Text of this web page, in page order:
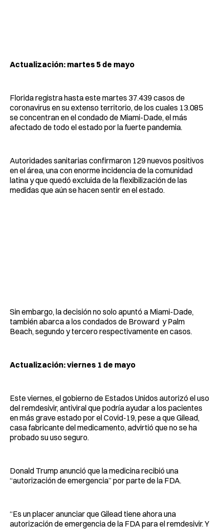
Actualización: martes 5 de mayo
Florida registra hasta este martes 37.439 casos de
coronavirus en su extenso territorio, de los cuales 13.085
se concentran en el condado de Miami-Dade, el más
afectado de todo el estado por la fuerte pandemia.
Autoridades sanitarias confirmaron 129 nuevos positivos
en el área, una con enorme incidencia de la comunidad
latina y que quedó excluida de la flexibilización de las
medidas que aún se hacen sentir en el estado.
Sin embargo, la decisión no solo apuntó a Miami-Dade,
también abarca a los condados de Broward y Palm
Beach, segundo y tercero respectivamente en casos.
Actualización: viernes 1 de mayo
Este viernes, el gobierno de Estados Unidos autorizó el uso
del remdesivir, antiviral que podría ayudar a los pacientes
en más grave estado por el Covid-19, pese a que Gilead,
casa fabricante del medicamento, advirtió que no se ha
probado su uso seguro.
Donald Trump anunció que la medicina recibió una
“autorización de emergencia” por parte de la FDA.
“Es un placer anunciar que Gilead tiene ahora una
autorización de emergencia de la FDA para el remdesivir. Y